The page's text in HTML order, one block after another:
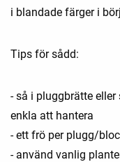
i blandade färger i
Tips för sådd:
- så i pluggbrätte
enkla att hantera
- ett frö per plugg/
- använd vanlig